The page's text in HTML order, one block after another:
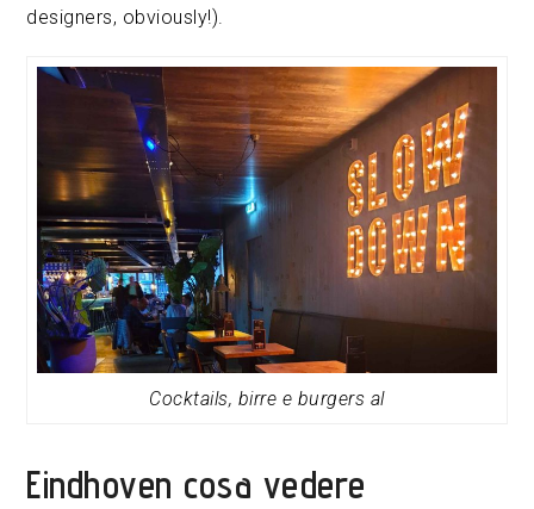
designers, obviously!).
Cocktails, birre e burgers al
Eindhoven cosa vedere